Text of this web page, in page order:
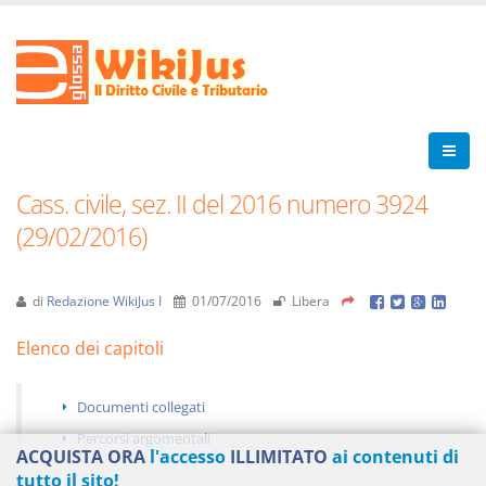
Cass. civile, sez. II del 2016 numero 3924
(29/02/2016)
di Redazione WikiJus I 01/07/2016 Libera
Elenco dei capitoli
Documenti collegati
Percorsi argomentali
ACQUISTA ORA l'accesso ILLIMITATO ai contenuti di
tutto il sito!